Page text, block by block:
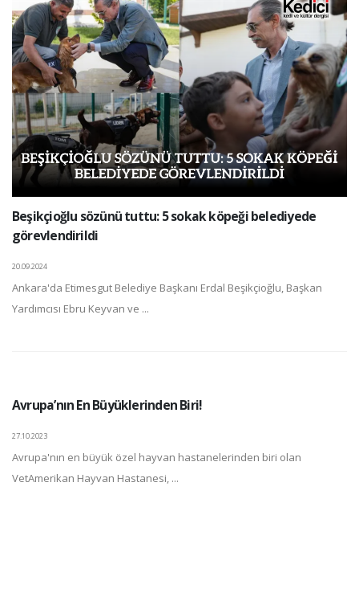
Beşikçioğlu sözünü tuttu: 5 sokak köpeği belediyede
görevlendirildi
20.09.2024
Ankara'da Etimesgut Belediye Başkanı Erdal Beşikçioğlu, Başkan
Yardımcısı Ebru Keyvan ve ...
Avrupa’nın En Büyüklerinden Biri!
27.10.2023
Avrupa'nın en büyük özel hayvan hastanelerinden biri olan
VetAmerikan Hayvan Hastanesi, ...